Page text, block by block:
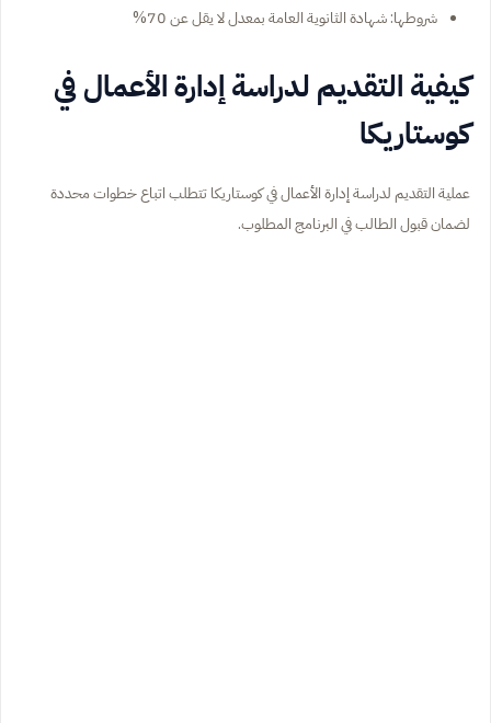
شروطها: شهادة الثانوية العامة بمعدل لا يقل عن 70%
كيفية التقديم لدراسة إدارة الأعمال في
كوستاريكا
عملية التقديم لدراسة إدارة الأعمال في كوستاريكا تتطلب اتباع خطوات محددة
لضمان قبول الطالب في البرنامج المطلوب.